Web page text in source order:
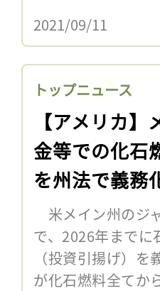
2021/09/11
トップニュース
【アメリカ
金等での化石
を州法で義務
米メイン州のジ
で、2026年まで
（投資引揚げ）
が化石燃料全てか